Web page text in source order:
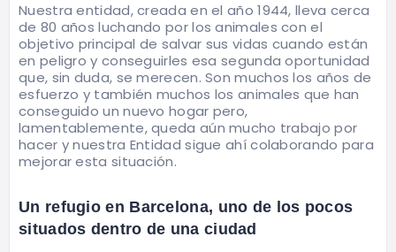
Nuestra entidad, creada en el año 1944, lleva cerca
de 80 años luchando por los animales con el
objetivo principal de salvar sus vidas cuando están
en peligro y conseguirles esa segunda oportunidad
que, sin duda, se merecen. Son muchos los años de
esfuerzo y también muchos los animales que han
conseguido un nuevo hogar pero,
lamentablemente, queda aún mucho trabajo por
hacer y nuestra Entidad sigue ahí colaborando para
mejorar esta situación.
Un refugio en Barcelona, uno de los pocos
situados dentro de una ciudad